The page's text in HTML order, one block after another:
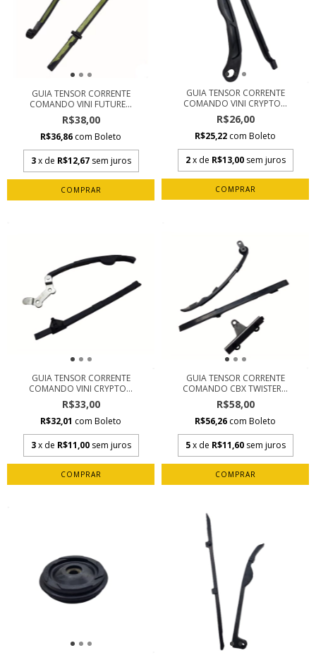
GUIA TENSOR CORRENTE
COMANDO VINI FUTURE...
R$38,00
R$36,86 com Boleto
3 x de R$12,67 sem juros
GUIA TENSOR CORRENTE
COMANDO VINI CRYPTO...
R$26,00
R$25,22 com Boleto
2 x de R$13,00 sem juros
GUIA TENSOR CORRENTE
COMANDO VINI CRYPTO...
R$33,00
R$32,01 com Boleto
3 x de R$11,00 sem juros
GUIA TENSOR CORRENTE
COMANDO CBX TWISTER...
R$58,00
R$56,26 com Boleto
5 x de R$11,60 sem juros